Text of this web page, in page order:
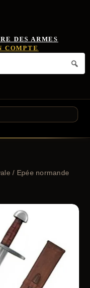
DES ARMES
COMPTE
/ Epée normande